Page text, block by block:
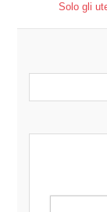
Solo gli